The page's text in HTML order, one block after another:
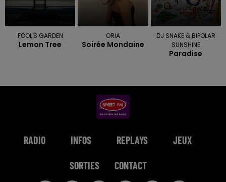
FOOL'S GARDEN
Lemon Tree
ORIA
Soirée Mondaine
DJ SNAKE & BIPOLAR
SUNSHINE
Paradise
RADIO INFOS REPLAYS JEUX
SORTIES CONTACT